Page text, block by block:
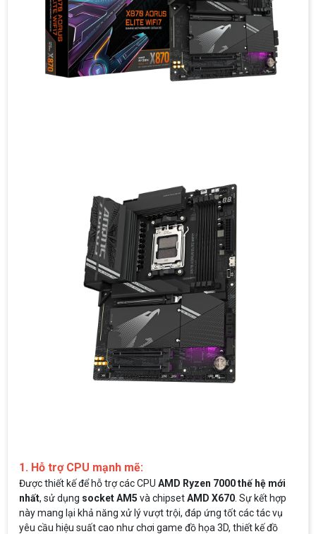
1. Hỗ trợ CPU mạnh mẽ:
Được thiết kế để hỗ trợ các CPU AMD Ryzen 7000 thế hệ mới
nhất, sử dụng socket AM5 và chipsetAMD X670 . Sự kết hợp
này mang lại khả năng xử lý vượt trội, đáp ứng tốt các tác vụ
yêu cầu hiệu suất cao như chơi game đồ họa 3D, thiết kế đồ